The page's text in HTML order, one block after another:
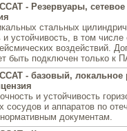
- Резервуары, сетевое
стальных
и устойчивость, в том числе
воздействий.
быть подключен только к
- базовый, локальное
и устойчивость
сосудов и аппаратов по
документам.